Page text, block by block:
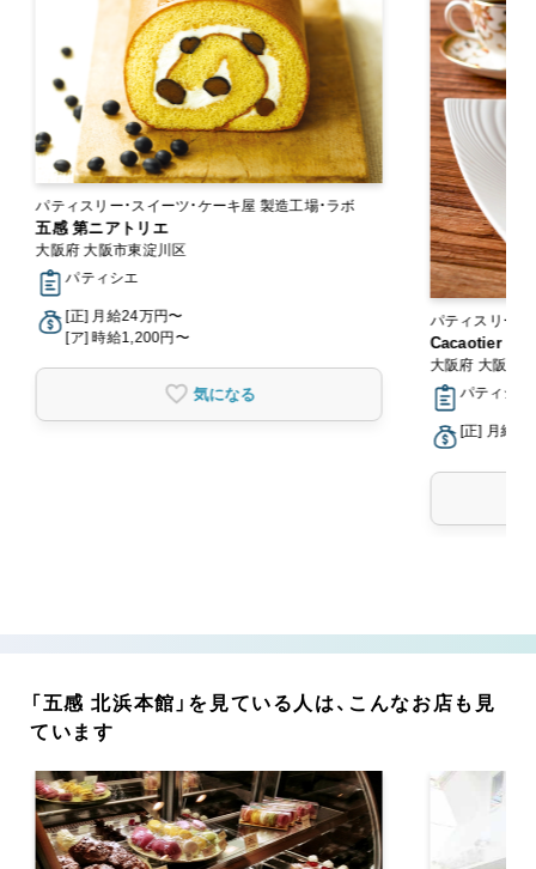
パティスリー・スイーツ・ケーキ屋 製造工場・ラボ
五感 第ニアトリエ
大阪府 大阪市東淀川区
パティシエ
[正] 月給24万円〜
[ア] 時給1,200円〜
気になる
パティスリー・
Cacaotier
大阪府 大阪市
パティシエ
[正] 月給
「五感 北浜本館」を見ている人は、こんなお店も見
ています